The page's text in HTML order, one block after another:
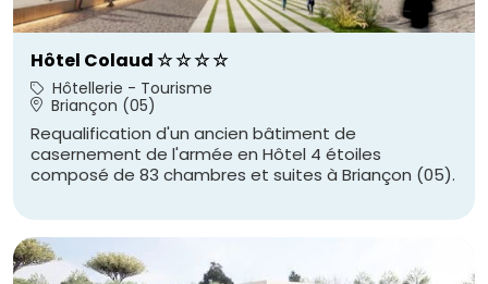
Hôtel Colaud ☆ ☆ ☆ ☆
Hôtellerie - Tourisme
Briançon (05)
Requalification d'un ancien bâtiment de
casernement de l'armée en Hôtel 4 étoiles
composé de 83 chambres et suites à Briançon (05).